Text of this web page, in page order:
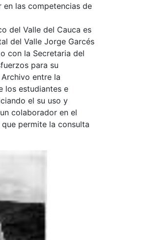
las competencias de
del Valle del Cauca es
del Valle Jorge Garcés
con la Secretaria del
para su
entre la
los estudiantes e
el su uso y
colaborador en el
permite la consulta